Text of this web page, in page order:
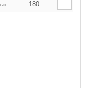
CHF 180